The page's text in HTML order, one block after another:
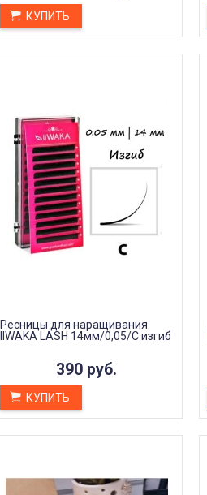
КУПИТЬ
Ресницы для наращивания
IIWAKA LASH 14мм/0,05/C изгиб
390 руб.
КУПИТЬ